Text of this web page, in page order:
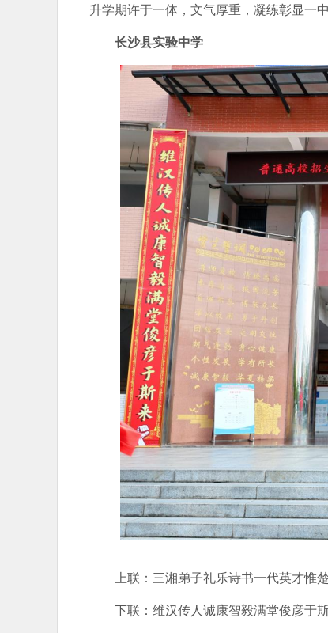
升学期许于一体，文气厚重，凝练彰显一
长沙县实验中学
上联：三湘弟子礼乐诗书一代英才惟
下联：维汉传人诚康智毅满堂俊彦于